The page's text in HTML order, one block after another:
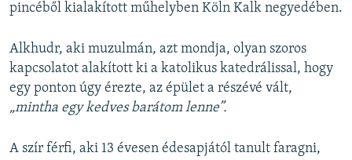
pincéből kialakított műhelyben Köln Kalk negyedében.
Alkhudr, aki muzulmán, azt mondja, olyan szoros
kapcsolatot alakított ki a katolikus katedrálissal, hogy
egy ponton úgy érezte, az épület a részévé vált,
„mintha egy kedves barátom lenne”.
A szír férfi, aki 13 évesen édesapjától tanult faragni,